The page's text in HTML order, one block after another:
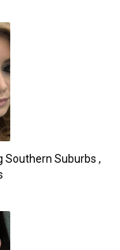
Southern Suburbs ,